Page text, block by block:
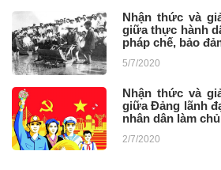
Nhận thức và
giữa thực hành
pháp chế, bảo
5/7/2020
Nhận thức và
giữa Đảng lãnh
nhân dân làm chủ
2/7/2020